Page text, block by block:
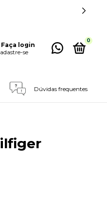
Faça login
se
0
RETIRADAS E DEVOLUÇÕES
Dúvidas frequentes